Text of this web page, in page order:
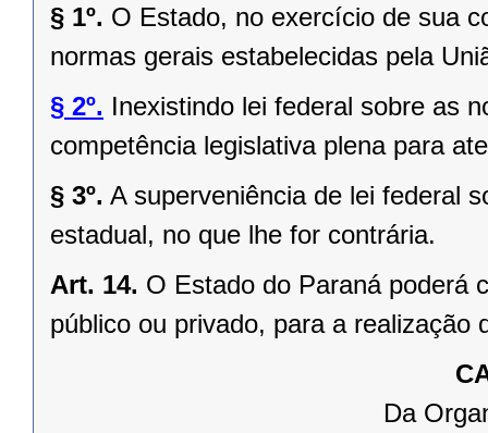
§ 1º. O Estado, no exercício de sua
normas gerais estabelecidas pela
§ 2º. Inexistindo lei federal sobre as
competência legislativa plena para
§ 3º. A superveniência de lei federal
estadual, no que lhe for contrária.
Art. 14. O Estado do Paraná poderá
público ou privado, para a realização
Da